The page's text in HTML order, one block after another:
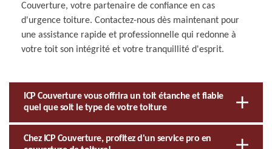
Couverture, votre partenaire de confiance en cas
d'urgence toiture. Contactez-nous dès maintenant pour
une assistance rapide et professionnelle qui redonne à
votre toit son intégrité et votre tranquillité d'esprit.
ICP Couverture vous offrira un toit étanche et fiable
quel que soit le type de votre toiture
Chez ICP Couverture, profitez d'un service pro en